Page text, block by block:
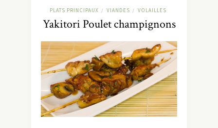
PLATS PRINCIPAUX / VIANDES / VOLAILLES
Yakitori Poulet champignons